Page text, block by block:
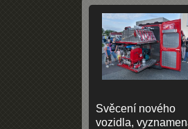
Svěcení nového
vozidla,